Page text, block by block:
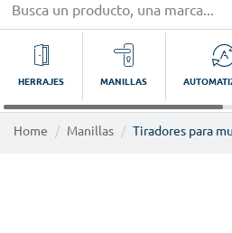
HERRAJES MANILLAS
Home Manillas Tiradores para